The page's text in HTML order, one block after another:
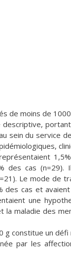
de moins de
sein du service
cas (n=29).
Le mode de
cas et
une
la maladie des
constitue un
par les